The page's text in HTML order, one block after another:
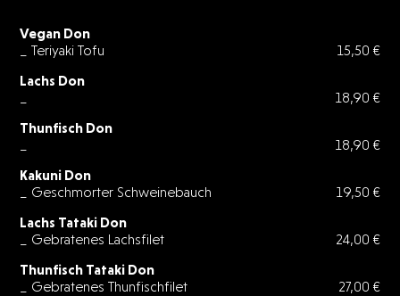
Vegan Don
_ Teriyaki Tofu
15,50 €
Lachs Don
18,90 €
Thunfisch Don
18,90 €
Kakuni Don
_ Geschmorter Schweinebauch
19,50 €
Lachs Tataki Don
_ Gebratenes Lachsfilet
24,00 €
Thunfisch Tataki Don
_ Gebratenes Thunfischfilet
27,00 €